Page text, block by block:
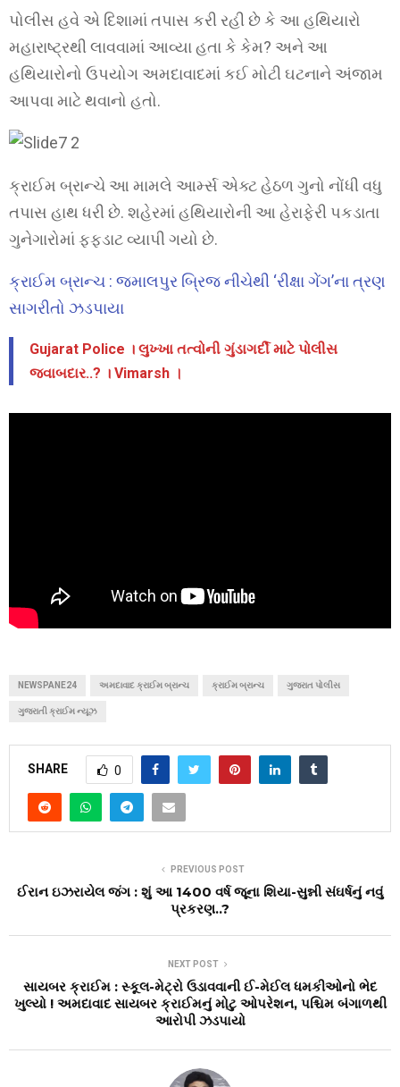
પોલીસ હવે એ દિશામાં તપાસ કરી રહી છે કે આ હથિયારો
મહારાષ્ટ્રથી લાવવામાં આવ્યા હતા કે કેમ? અને આ
હથિયારોનો ઉપયોગ અમદાવાદમાં કઈ મોટી ઘટનાને અંજામ
આપવા માટે થવાનો હતો.
ક્રાઈમ બ્રાન્ચે આ મામલે આર્મ્સ એક્ટ હેઠળ ગુનો નોંધી વધુ
તપાસ હાથ ધરી છે. શહેરમાં હથિયારોની આ હેરાફેરી પકડાતા
ગુનેગારોમાં ફફડાટ વ્યાપી ગયો છે.
ક્રાઈમ બ્રાન્ચ : જમાલપુર બ્રિજ નીચેથી ‘રીક્ષા ગેંગ’ના ત્રણ
સાગરીતો ઝડપાયા
Gujarat Police । લુખ્ખા તત્વોની ગુંડાગર્દી માટે પોલીસ
જવાબદાર..? । Vimarsh ।
NEWSPANE24 અમદાવાદ ક્રાઈમ બ્રાન્ચ ક્રાઈમ બ્રાન્ચ ગુજરાત પોલીસ
ગુજરાતી ક્રાઈમ ન્યૂઝ
SHARE 0
PREVIOUS POST
ઈરાન ઇઝરાયેલ જંગ : શું આ 1400 વર્ષ જૂના શિયા-સુન્ની સંઘર્ષનું નવું
પ્રકરણ..?
NEXT POST
સાયબર ક્રાઈમ : સ્કૂલ-મેટ્રો ઉડાવવાની ઈ-મેઈલ ધમકીઓનો ભેદ
ખુલ્યો ! અમદાવાદ સાયબર ક્રાઈમનું મોટુ ઓપરેશન, પશ્ચિમ બંગાળથી
આરોપી ઝડપાયો